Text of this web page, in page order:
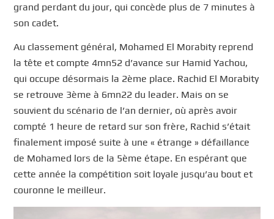
grand perdant du jour, qui concède plus de 7 minutes à
son cadet.
Au classement général, Mohamed El Morabity reprend
la tête et compte 4mn52 d’avance sur Hamid Yachou,
qui occupe désormais la 2ème place. Rachid El Morabity
se retrouve 3ème à 6mn22 du leader. Mais on se
souvient du scénario de l’an dernier, où après avoir
compté 1 heure de retard sur son frère, Rachid s’était
finalement imposé suite à une « étrange » défaillance
de Mohamed lors de la 5ème étape. En espérant que
cette année la compétition soit loyale jusqu’au bout et
couronne le meilleur.